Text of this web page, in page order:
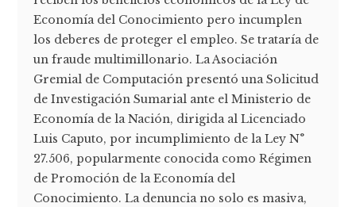
Economía del Conocimiento pero incumplen
los deberes de proteger el empleo. Se trataría de
un fraude multimillonario. La Asociación
Gremial de Computación presentó una Solicitud
de Investigación Sumarial ante el Ministerio de
Economía de la Nación, dirigida al Licenciado
Luis Caputo, por incumplimiento de la Ley N°
27.506, popularmente conocida como Régimen
de Promoción de la Economía del
Conocimiento. La denuncia no solo es masiva,